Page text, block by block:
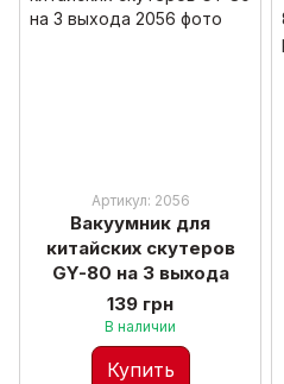
Артикул: 2056
Вакуумник для
китайских скутеров
GY-80 на 3 выхода
139 грн
В наличии
Купить